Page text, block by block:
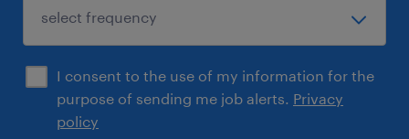
I consent to the use of my information for the
purpose of sending me job alerts. Privacy
policy